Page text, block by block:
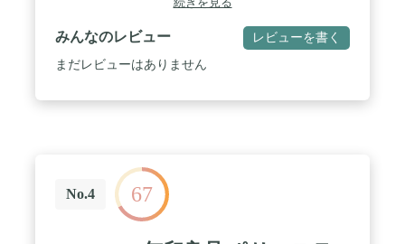
みんなのレビュー レビューを書く
まだレビューはありません
No.4 67